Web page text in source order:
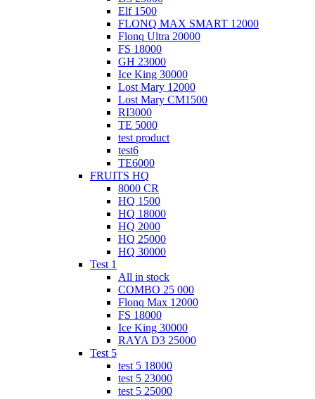
Elf 1500
FLONQ MAX SMART 12000
Flonq Ultra 20000
FS 18000
GH 23000
Ice King 30000
Lost Mary 12000
Lost Mary CM1500
RI3000
TE 5000
test product
test6
ТЕ6000
FRUITS HQ
8000 CR
HQ 1500
HQ 18000
HQ 2000
HQ 25000
HQ 30000
Test 1
All in stock
COMBO 25 000
Flonq Max 12000
FS 18000
Ice King 30000
RAYA D3 25000
Test 5
test 5 18000
test 5 23000
test 5 25000